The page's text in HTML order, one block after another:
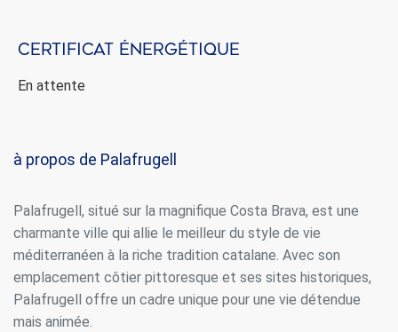
Certificat énergétique
En attente
à propos de Palafrugell
Palafrugell, situé sur la magnifique Costa Brava, est une
charmante ville qui allie le meilleur du style de vie
méditerranéen à la riche tradition catalane. Avec son
emplacement côtier pittoresque et ses sites historiques,
Palafrugell offre un cadre unique pour une vie détendue
mais animée.